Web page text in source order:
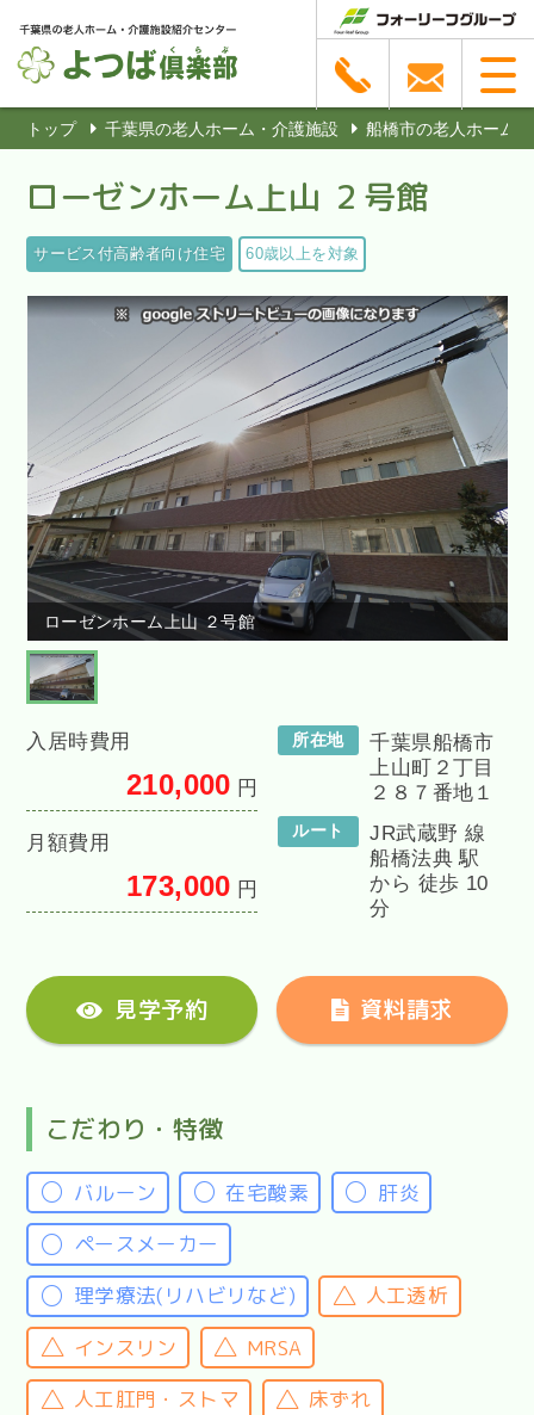
トップ 千葉県の老人ホーム・介護施設 船橋市の老人ホーム
ローゼンホーム上山 ２号館
サービス付高齢者向け住宅 60歳以上を対象
ローゼンホーム上山 ２号館
入居時費用
210,000 円
月額費用
173,000 円
所在地
千葉県船橋市
上山町２丁目
２８７番地１
ルート
JR武蔵野 線
船橋法典 駅
から 徒歩 10
分
見学予約 資料請求
こだわり・特徴
バルーン 在宅酸素
肝炎
ペースメーカー
理学療法(リハビリなど)
人工透析
インスリン
MRSA
人工肛門・ストマ
床ずれ